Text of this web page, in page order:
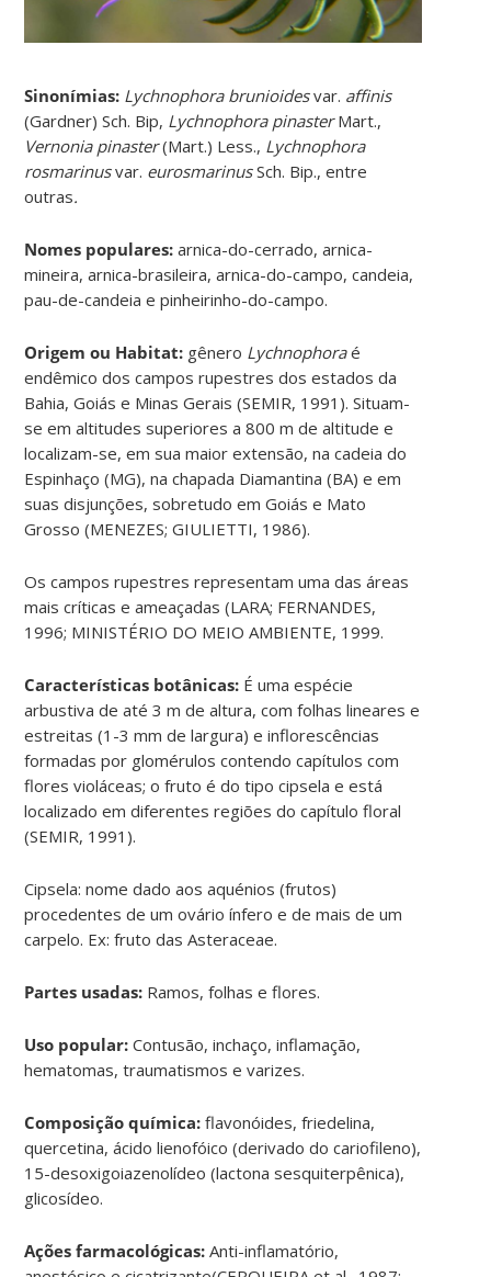
Sinonímias: Lychnophora brunioidesvar. affinis
(Gardner) Sch. Bip, Lychnophora pinasterMart.,
Vernonia pinaster(Mart.) Less., Lychnophora
rosmarinusvar. eurosmarinusSch. Bip., entre
outras.
Nomes populares:arnica-do-cerrado, arnica-
mineira, arnica-brasileira, arnica-do-campo, candeia,
pau-de-candeia e pinheirinho-do-campo.
Origem ou Habitat: gênero Lychnophoraé
endêmico dos campos rupestres dos estados da
Bahia, Goiás e Minas Gerais (SEMIR, 1991). Situam-
se em altitudes superiores a 800 m de altitude e
localizam-se, em sua maior extensão, na cadeia do
Espinhaço (MG), na chapada Diamantina (BA) e em
suas disjunções, sobretudo em Goiás e Mato
Grosso (MENEZES; GIULIETTI, 1986).
Os campos rupestres representam uma das áreas
mais críticas e ameaçadas (LARA; FERNANDES,
1996; MINISTÉRIO DO MEIO AMBIENTE, 1999.
Características botânicas: É uma espécie
arbustiva de até 3 m de altura, com folhas lineares e
estreitas (1-3 mm de largura) e inflorescências
formadas por glomérulos contendo capítulos com
flores violáceas; o fruto é do tipo cipsela e está
localizado em diferentes regiões do capítulo floral
(SEMIR, 1991).
Cipsela: nome dado aos aquénios (frutos)
procedentes de um ovário ínfero e de mais de um
carpelo. Ex: fruto das Asteraceae.
Partes usadas: Ramos, folhas e flores.
Uso popular:Contusão, inchaço, inflamação,
hematomas, traumatismos e varizes.
Composição química:flavonóides, friedelina,
quercetina, ácido lienofóico (derivado do cariofileno),
15-desoxigoiazenolídeo (lactona sesquiterpênica),
glicosídeo.
Ações farmacológicas: Anti-inflamatório,